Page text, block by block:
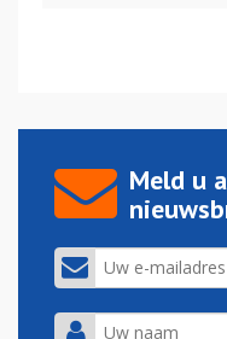
Meld u